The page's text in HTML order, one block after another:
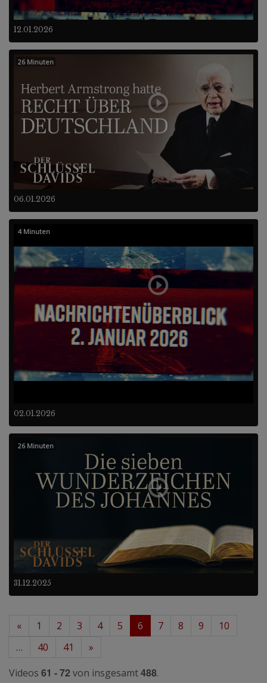
12.01.2026
06.01.2026
26 Minuten
02.01.2026
4 Minuten
31.12.2025
26 Minuten
« 1 2 3 4 5 6 7 8 9
10
…
40 41
»
Videos 61 - 72 von insgesamt488.